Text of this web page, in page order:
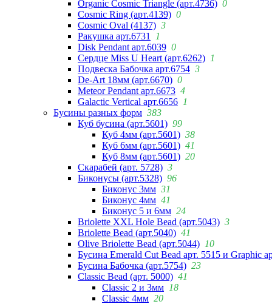
Organic Cosmic Triangle (арт.4736) 0
Cosmic Ring (арт.4139) 0
Cosmic Oval (4137) 3
Ракушка арт.6731
1
Disk Pendant арт.6039 0
Сердце Miss U Heart (арт.6262) 1
Подвеска Бабочка арт.6754 3
De-Art 18мм (арт.6670) 0
Meteor Pendant арт.6673 4
Galactic Vertical арт.6656 1
Бусины разных форм 383
Куб бусина (арт.5601) 99
Куб 4мм (арт.5601) 38
Куб 6мм (арт.5601) 41
Куб 8мм (арт.5601) 20
Скарабей (арт. 5728) 3
Биконусы (арт.5328) 96
Биконус 3мм 31
Биконус 4мм 41
Биконус 5 и 6мм 24
Briolette XXL Hole Bead (арт.5043) 3
Briolette Bead (арт.5040) 41
Olive Briolette Bead (арт.5044) 10
Бусина Emerald Cut Bead арт. 5515 и Graphic
Бусина Бабочка (арт.5754) 23
Classic Bead (арт. 5000) 41
Classic 2 и 3мм 18
Classic 4мм 20